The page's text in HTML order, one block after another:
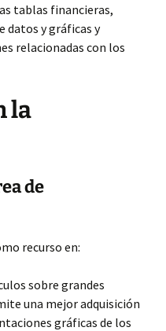
tablas financieras,
datos y gráficas y
relacionadas con los
la
de
recurso en:
sobre grandes
una mejor adquisición
gráficas de los